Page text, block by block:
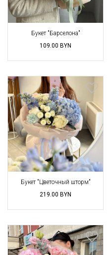
Букет "Барселона"
109.00 BYN
Букет "Цветочный шторм"
219.00 BYN